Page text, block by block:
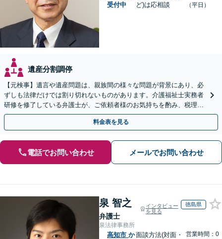
受付中
ど)は応相談
（平日）
遺産分割調停
【元検事】遺言や遺産問題は、親族間の様々な問題が背景にあり、必
ずしも法律だけでは割り切れないものがあります。介護福祉士実務者
研修を修了している弁護士が、ご依頼者様のお気持ちを酌み、税理士
など他士業とも密接に連携しながら丁寧に対応いたします。
料金表を見る
電話でお問い合わせ メールでお問い合わせ
泉 智之
弁護士
インタビュー
を見る
徳島県
泉法律事務所
高知市 か面談方法(対面・
営業時間：0